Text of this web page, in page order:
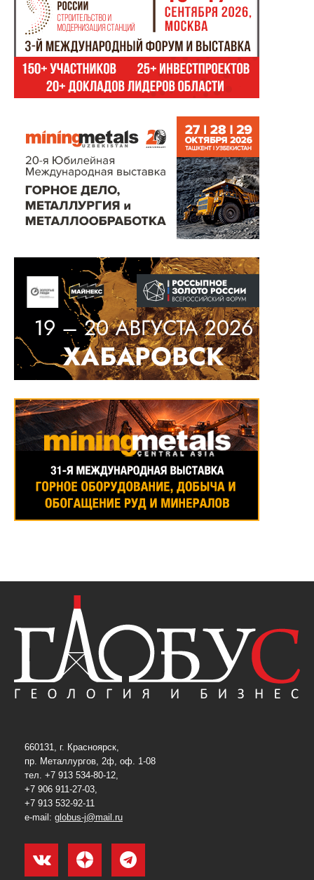
660131, г. Красноярск,
пр. Металлургов, 2ф, оф. 1-08
тел. +7 913 534-80-12,
+7 906 911-27-03,
+7 913 532-92-11
e-mail: globus-j@mail.ru